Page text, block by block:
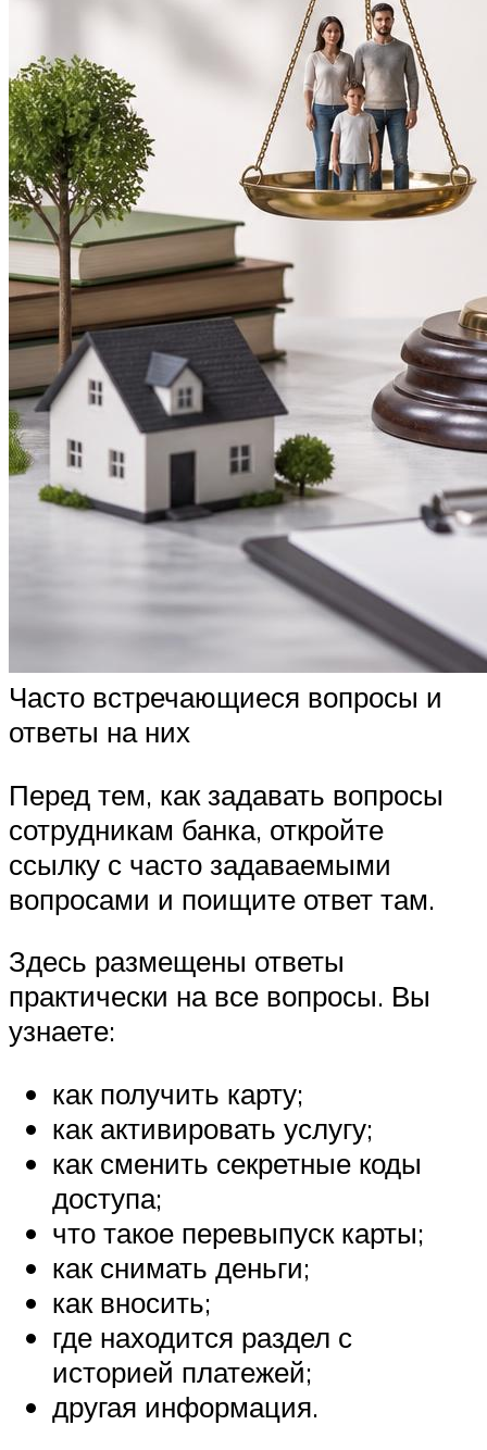
Часто встречающиеся вопросы и
ответы на них
Перед тем, как задавать вопросы
сотрудникам банка, откройте
ссылку с часто задаваемыми
вопросами и поищите ответ там.
Здесь размещены ответы
практически на все вопросы. Вы
узнаете:
как получить карту;
как активировать услугу;
как сменить секретные коды
доступа;
что такое перевыпуск карты;
как снимать деньги;
как вносить;
где находится раздел с
историей платежей;
другая информация.